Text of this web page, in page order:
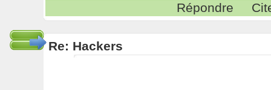
Répondre
Re: Hackers